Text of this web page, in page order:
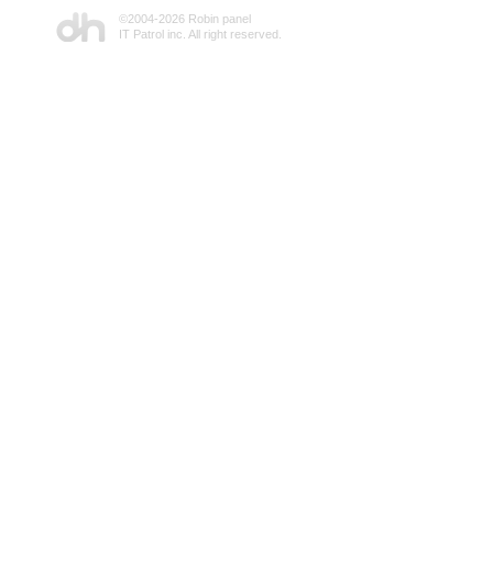
©2004-2026 Robin panel
IT Patrol inc. All right reserved.